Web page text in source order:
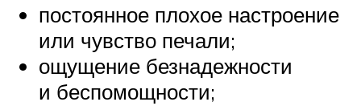
постоянное плохое настроение
или чувство печали;
ощущение безнадежности
и беспомощности;